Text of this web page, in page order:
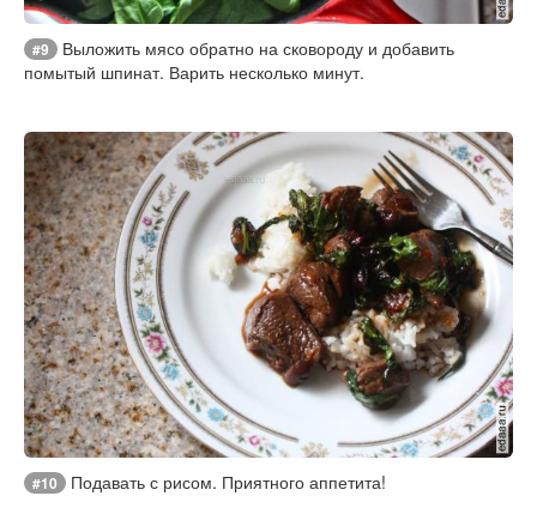
#9
Выложить мясо обратно на сковороду и добавить
помытый шпинат. Варить несколько минут.
#10 Подавать с рисом. Приятного аппетита!